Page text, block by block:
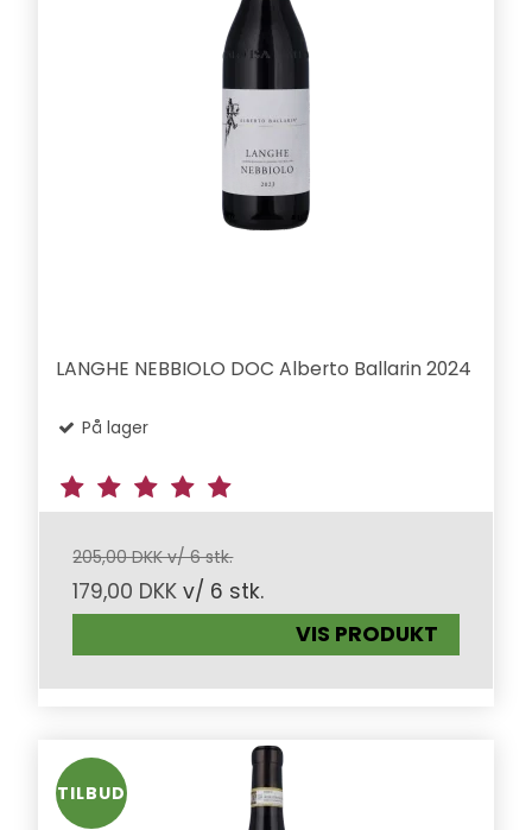
LANGHE NEBBIOLO DOC Alberto Ballarin 2024
På lager
205,00 DKK v/ 6 stk.
179,00 DKK v/ 6 stk.
VIS PRODUKT
TILBUD